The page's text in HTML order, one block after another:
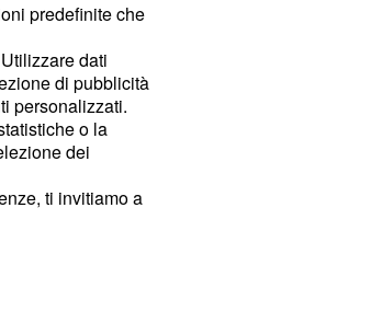
predefinite che
dati
di pubblicità
personalizzati.
o la
dei
ti invitiamo a